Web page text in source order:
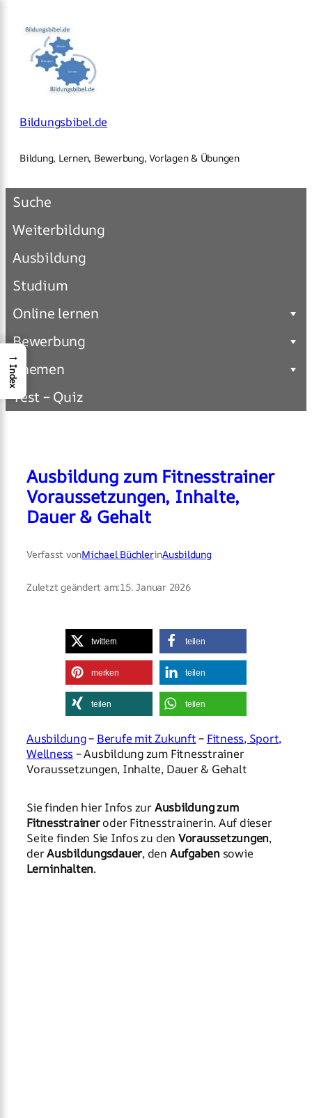
Inhalt
springen
Bildungsbibel.de
Bildung, Lernen, Bewerbung, Vorlagen & Übungen
Suche
Weiterbildung
Ausbildung
Studium
Online lernen
Bewerbung
Themen
Test – Quiz
Ausbildung zum Fitnesstrainer
Voraussetzungen, Inhalte,
Dauer & Gehalt
Verfasst vonMichael BüchlerinAusbildung
Zuletzt geändert am:15. Januar 2026
twittern teilen
merken teilen
teilen teilen
Ausbildung– Berufe mit Zukunft– Fitness, Sport,
Wellness – Ausbildung zum Fitnesstrainer
Voraussetzungen, Inhalte, Dauer & Gehalt
Sie finden hier Infos zurAusbildung zum
Fitnesstraineroder Fitnesstrainerin. Auf dieser
Seite finden Sie Infos zu den Voraussetzungen,
derAusbildungsdauer, den Aufgabensowie
Lerninhalten.
→
Index